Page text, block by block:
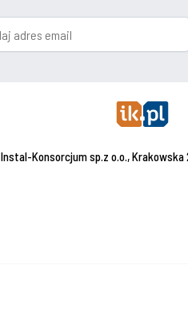
Instal-Konsorcjum sp.z o.o.,